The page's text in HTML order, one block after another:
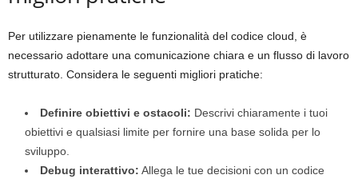
Per utilizzare pienamente le funzionalità del codice cloud, è
necessario adottare una comunicazione chiara e un flusso di lavoro
strutturato. Considera le seguenti migliori pratiche:
Definire obiettivi e ostacoli: Descrivi chiaramente i tuoi
obiettivi e qualsiasi limite per fornire una base solida per lo
sviluppo.
Debug interattivo: Allega le tue decisioni con un codice